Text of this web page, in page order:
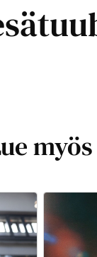
myös